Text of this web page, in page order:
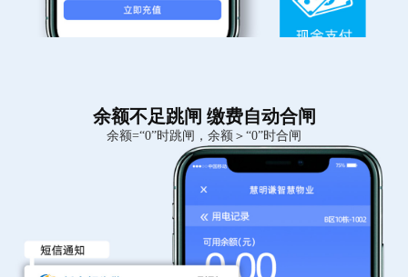
余额不足跳闸 缴费自动合闸
余额=“0”时跳闸，余额＞“0”时合闸
可以介绍下你们的产品么